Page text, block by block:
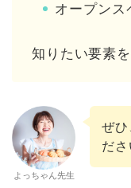
オープン
知りたい要素
よっちゃん先生
ぜひ
ださ